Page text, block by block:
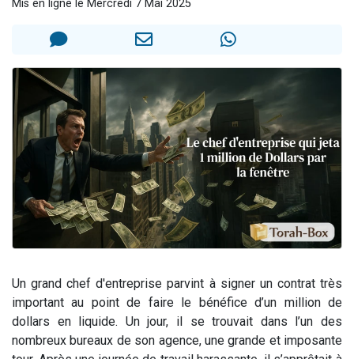
Il reste 49 places pour étudier en groupe sur Zoom
Eva vient de donner son Maasser
Mis en ligne le Mercredi 7 Mai 2025
Un grand chef d'entreprise parvint à signer un contrat très
important au point de faire le bénéfice d’un million de
dollars en liquide. Un jour, il se trouvait dans l’un des
nombreux bureaux de son agence, une grande et imposante